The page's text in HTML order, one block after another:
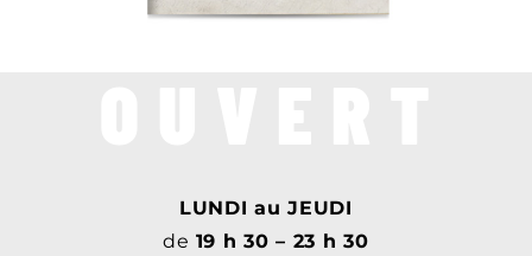
LUNDI au JEUDI
de 19 h 30 – 23 h 30